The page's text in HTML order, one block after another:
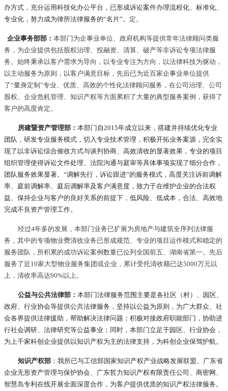
办方式，充分运用科技化办公平台，已形成诉讼案件办理流程化、标准化、
专业化，努力成为律所法律服务的“名片”。 定。
企业事务部部：本部门为企事业单位、政府机构等提供常年法律顾问类服
务，为企业提供包括股权治理、投融资、清算、破产等非诉讼专项法律服
务。始终秉承以客户需求为导向，以专业专注为方向，以法律科技为驱动，
以主动服务为原则，以客户满意目标，先后已为近百家企事业单位提供
了“量身定制”专业、优质、高效的个性化法律顾问服务，在公司治理、公司
股权、企业危机管理、知识产权等方面累积了大量的典型服务案例，获得了
客户的高度肯定。
房建暨资产管理部： 本部门自2015年成立以来，搭建并持续优化专业
团队，研发专业服务模式，切入专业技术管理，积极开拓业务案源，完全实
现了以非诉讼综合催收方式与谈判协商、高效清收的显著效果，专业的项目
组织管理使得诉讼文件处理、法院沟通与庭审等具体事项实现了细分合作，
团队服务效果显著。“调解先行，诉讼跟进”的服务模式，高度关注诉前调解
率、庭前调解率、庭后调解率及客户满意度，致力于在维护企业的合法权
益、保持企业与客户的良好关系的前提下，低风险、低成本，合法、高效地
完成不良资产管理工作。
经过4年多的发展，本部门业务已扩展为房地产与建筑全序列法律服
务，其中的专项物业费清收业务已形成规范、专业的项目运作模式和稳定的
服务团队，所积累的成功诉讼案例数量已位列全国前五、湖南省第一。先后
服务了近10家大型物业服务集团或企业，累计受托清收额已达5000万元以
上，清收率高达90%以上。
公益与公共法律部： 本部门法律服务范围主要是各社区（村）、园区、
政府、行业协会等提供公共法律服务，坚持以公益为原则，为广大群众、社
会各界提供法律援助，帮助解决法律问题；积极对接政府职能部门，协助进
行社会调研、法律研究等公益事业；同时，本部门立足于园区、行业协会，
为上千家科创企业提供以知识产权为主的法律支持，为科创企业保驾护航。
知识产权部：我所已与工信部国家知识产权产业战略发展联盟、广东省
企业无形资产管理与保护协会、广东哲力知识产权有限责任公司、商密网、
智慧岛专利在线开展全面深度合作，为客户提供优质的知识产权法律服务。